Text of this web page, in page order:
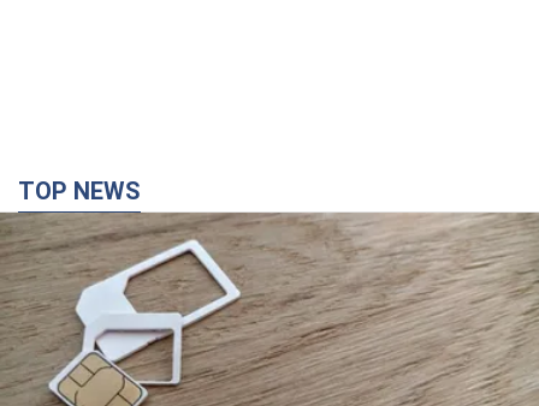
межі", але якість зв'язку деградувала: чи варто
скаржитись на ціни
Чому ціни на мобільний зв'язок зросли у кілька разів і як
поліпшити якість інтернету на телефоні
3 години тому 17,2 т.
В окупованій Ялті прогриміли потужні вибухи: